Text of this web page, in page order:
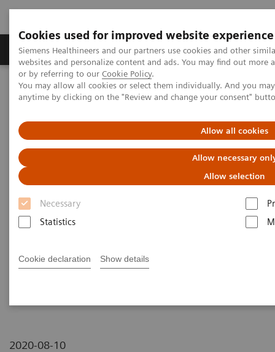
Cookies used for improved website experience
Siemens Healthineers and our partners use cookies and other
websites and personalize content and ads. You may find out
or by referring to our Cookie Policy.
You may allow all cookies or select them individually. And you
anytime by clicking on the "Review and change your consent"
Allow all cookies
Allow necessary
Allow selection
Necessary
Statistics
Cookie declaration Show details
Produits & Services À propos de
Home
Actualités
Diagnostic de laboratoire à l’heure du Covid-19 : la résilience de
Diagnostic de laboratoire à
l’heure du Covid-19 : la
résilience de nos soins de santé
ne suffit pas sans le sens de
Par Carl Laurent, CEO de Siemens Healthineers
2020-08-10